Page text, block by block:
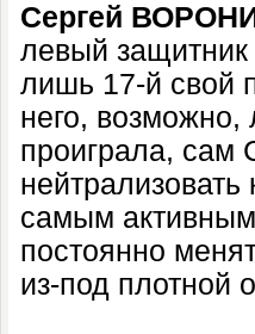
Сергей
левый защитник
лишь 17-й свой
него,
проиграла, сам
самым
постоянно
из-под плотной